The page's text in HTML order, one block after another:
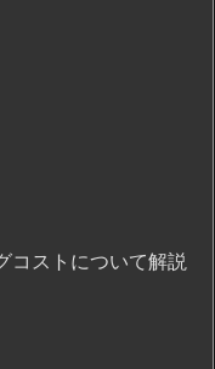
コストについて解説